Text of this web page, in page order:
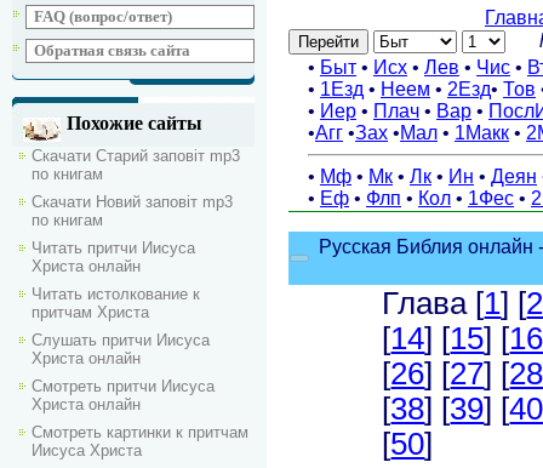
FAQ (вопрос/ответ)
Обратная связь сайта
Похожие сайты
Скачати Старий заповіт mp3
по книгам
Скачати Новий заповіт mp3
по книгам
Читать притчи Иисуса
Христа онлайн
Читать истолкование к
притчам Христа
Слушать притчи Иисуса
Христа онлайн
Смотреть притчи Иисуса
Христа онлайн
Смотреть картинки к притчам
Иисуса Христа